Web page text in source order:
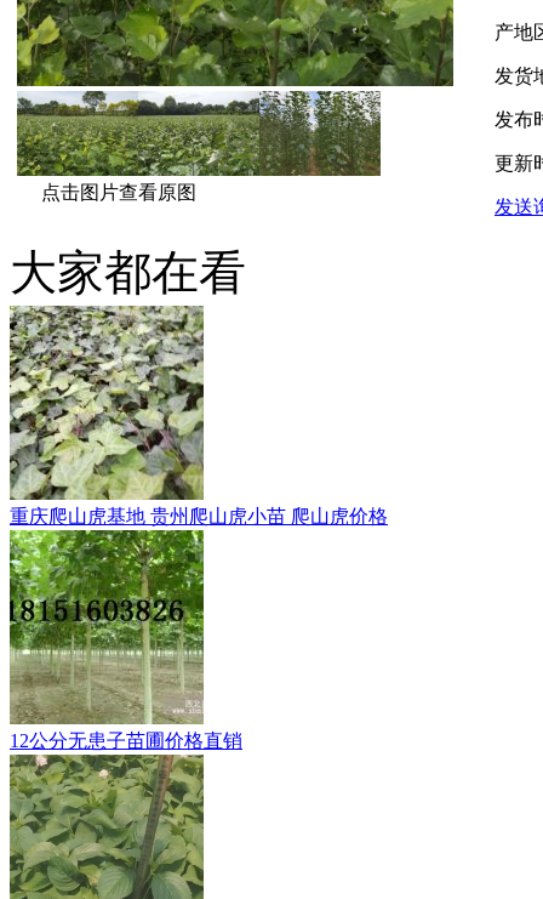
点击图片查看原图
产地
发货
发布
更新
发送
大家都在看
重庆爬山虎基地 贵州爬山虎小苗 爬山虎价格
12公分无患子苗圃价格直销